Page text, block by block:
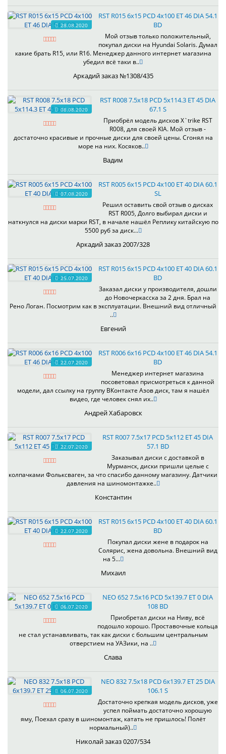
28.08.2020
RST R015 6x15 PCD 4x100 ET 46 DIA 54.1
BD
Мой отзыв только положительный,
покупал диски на Hyundai Solaris. Думал
какие брать R15, или R16. Менеджер данного интернет магазина
убедил всё таки в..
Аркадий заказ №1308/435
08.08.2020
RST R008 7.5x18 PCD 5x114.3 ET 45 DIA
67.1 S
Приобрёл модель дисков X`trike RST
R008, для своей KIA. Мой отзыв -
достаточно красивые и прочные диски для своей цены. Сгонял на
море на них. Косяков..
Вадим
07.08.2020
RST R005 6x15 PCD 4x100 ET 40 DIA 60.1
SL
Решил оставить свой отзыв о дисках
RST R005, Долго выбирал диски и
наткнулся на диски марки RST, в начале нашёл Реплику китайскую по
5500 руб за диск...
Аркадий заказ 2007/328
25.07.2020
RST R015 6x15 PCD 4x100 ET 40 DIA 60.1
BD
Заказал диски у производителя, дошли
до Новочеркасска за 2 дня. Брал на
Рено Логан. Посмотрим как в эксплуатации. Внешний вид отличный
..
Евгений
22.07.2020
RST R006 6x16 PCD 4x100 ET 46 DIA 54.1
BD
Менеджер интернет магазина
посоветовал присмотреться к данной
модели, дал ссылку на группу ВКонтакте Азов диск, там я нашёл
видео, где человек снял их..
Андрей Хабаровск
22.07.2020
RST R007 7.5x17 PCD 5x112 ET 45 DIA
57.1 BD
Заказывал диски с доставкой в
Мурманск, диски пришли целые с
колпачками Фольксваген, за что спасибо данному магазину. Датчики
давления на шиномонтажке..
Константин
22.07.2020
RST R015 6x15 PCD 4x100 ET 40 DIA 60.1
BD
Покупал диски жене в подарок на
Солярис, жена довольна. Внешний вид
на 5...
Михаил
06.07.2020
NEO 652 7.5x16 PCD 5x139.7 ET 0 DIA
108 BD
Приобретал диски на Ниву, всё
подошло хорошо. Проставочные кольца
не стал устанавливать, так как диски с большим центральным
отверстием на УАЗики, на ..
Слава
06.07.2020
NEO 832 7.5x18 PCD 6x139.7 ET 25 DIA
106.1 S
Достаточно крепкая модель дисков, уже
успел поймать достаточно хорошую
яму, Поехал сразу в шиномонтаж, катать не пришлось! Полёт
нормальный)..
Николай заказ 0207/534